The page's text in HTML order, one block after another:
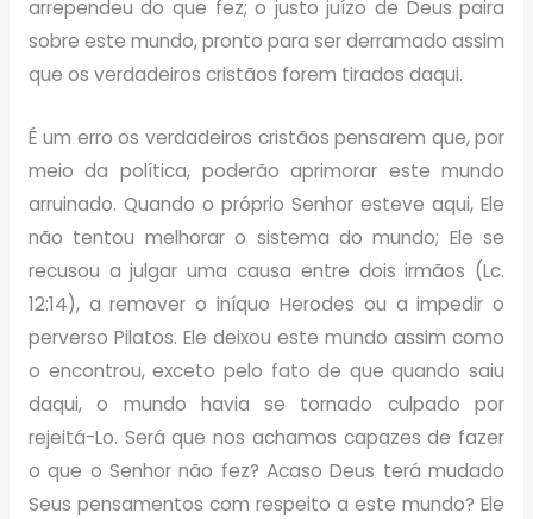
arrependeu do que fez; o justo juízo de Deus paira
sobre este mundo, pronto para ser derramado assim
que os verdadeiros cristãos forem tirados daqui.
É um erro os verdadeiros cristãos pensarem que, por
meio da política, poderão aprimorar este mundo
arruinado. Quando o próprio Senhor esteve aqui, Ele
não tentou melhorar o sistema do mundo; Ele se
recusou a julgar uma causa entre dois irmãos (Lc.
12:14), a remover o iníquo Herodes ou a impedir o
perverso Pilatos. Ele deixou este mundo assim como
o encontrou, exceto pelo fato de que quando saiu
daqui, o mundo havia se tornado culpado por
rejeitá-Lo. Será que nos achamos capazes de fazer
o que o Senhor não fez? Acaso Deus terá mudado
Seus pensamentos com respeito a este mundo? Ele